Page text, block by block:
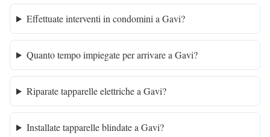
Effettuate interventi in condomini a Gavi?
Quanto tempo impiegate per arrivare a Gavi?
Riparate tapparelle elettriche a Gavi?
Installate tapparelle blindate a Gavi?